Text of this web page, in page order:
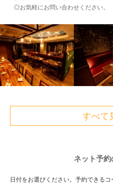
◎お気軽にお問い合わせください。
すべて
ネット予
日付をお選びください。予約できるコ